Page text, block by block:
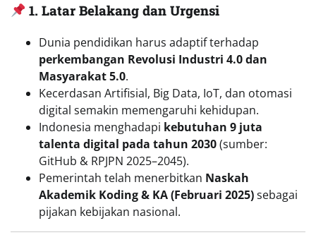
1. Latar Belakang dan Urgensi
Dunia pendidikan harus adaptif terhadap
perkembangan Revolusi Industri 4.0 dan
Masyarakat 5.0.
Kecerdasan Artifisial, Big Data, IoT, dan otomasi
digital semakin memengaruhi kehidupan.
Indonesia menghadapi kebutuhan 9 juta
talenta digital pada tahun 2030(sumber:
GitHub & RPJPN 2025–2045).
Pemerintah telah menerbitkan Naskah
Akademik Koding & KA (Februari 2025)sebagai
pijakan kebijakan nasional.